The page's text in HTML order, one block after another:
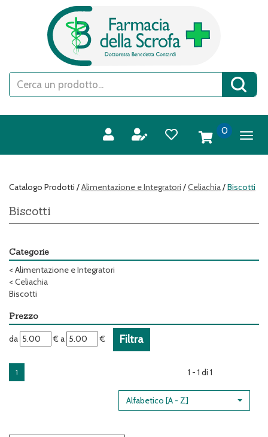
Cerca
Prodotto
0prodotti
inseriti
Catalogo Prodotti /Alimentazione e Integratori /Celiachia/Biscotti
Biscotti
Categorie
< Alimentazione e Integratori
< Celiachia
Biscotti
Prezzo
filtra
da
da €
filtra
a
a €
1 1 - 1 di 1
Alfabetico [A - Z]